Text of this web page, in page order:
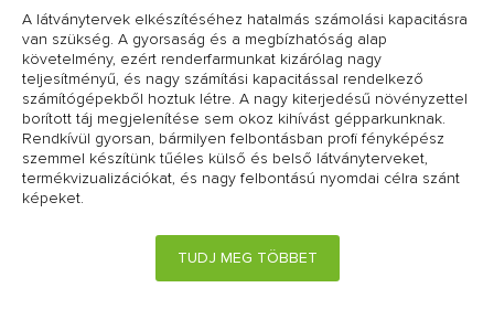
A látványtervek elkészítéséhez hatalmás számolási kapacitásra
van szükség. A gyorsaság és a megbízhatóság alap
követelmény, ezért renderfarmunkat kizárólag nagy
teljesítményű, és nagy számítási kapacitással rendelkező
számítógépekből hoztuk létre. A nagy kiterjedésű növényzettel
borított táj megjelenítése sem okoz kihívást gépparkunknak.
Rendkívül gyorsan, bármilyen felbontásban profi fényképész
szemmel készítünk tűéles külső és belső látványterveket,
termékvizualizációkat, és nagy felbontású nyomdai célra szánt
képeket.
TUDJ MEG TÖBBET